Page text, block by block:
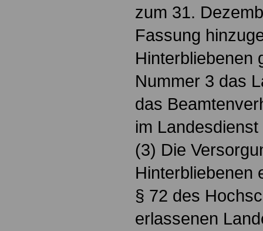
zum 31.
Fassung
Hinterbliebenen
Nummer 3 das
das
im
(3) Die
Hinterbliebenen
§ 72 des
erlassenen